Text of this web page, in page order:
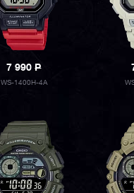
7 990P
WS-1400H-4A